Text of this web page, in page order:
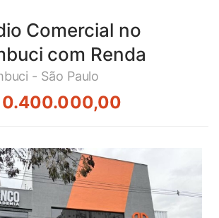
Comercial no
com Renda
- São Paulo